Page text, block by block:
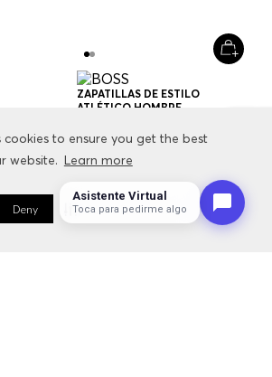
cookies to ensure you get the best
website. Learn more
Deny Cookie Preferences
cookies to ensure you get the best
website. Learn more
Deny Cookie Preferences
ZAPATILLAS DE ESTILO
ATLÉTICO HOMBRE
+1
Asistente Virtual
Toca para pedirme algo